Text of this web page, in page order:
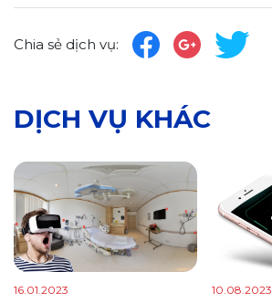
Chia sẻ dịch vụ:
DỊCH VỤ KHÁC
16.01.2023
10.08.2023